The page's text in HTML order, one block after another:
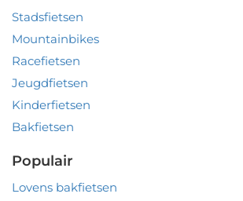
Stadsfietsen
Mountainbikes
Racefietsen
Jeugdfietsen
Kinderfietsen
Bakfietsen
Populair
Lovens bakfietsen